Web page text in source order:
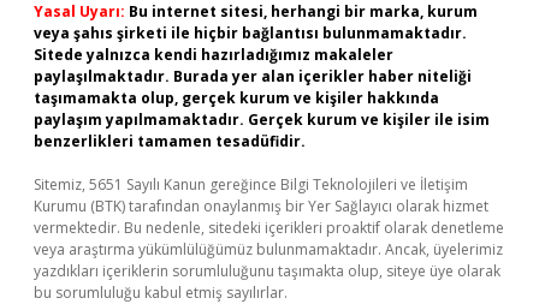
Yasal Uyarı: Bu internet sitesi, herhangi bir marka, kurum
veya şahıs şirketi ile hiçbir bağlantısı bulunmamaktadır.
Sitede yalnızca kendi hazırladığımız makaleler
paylaşılmaktadır. Burada yer alan içerikler haber niteliği
taşımamakta olup, gerçek kurum ve kişiler hakkında
paylaşım yapılmamaktadır. Gerçek kurum ve kişiler ile isim
benzerlikleri tamamen tesadüfidir.
Sitemiz, 5651 Sayılı Kanun gereğince Bilgi Teknolojileri ve İletişim
Kurumu (BTK) tarafından onaylanmış bir Yer Sağlayıcı olarak hizmet
vermektedir. Bu nedenle, sitedeki içerikleri proaktif olarak denetleme
veya araştırma yükümlülüğümüz bulunmamaktadır. Ancak, üyelerimiz
yazdıkları içeriklerin sorumluluğunu taşımakta olup, siteye üye olarak
bu sorumluluğu kabul etmiş sayılırlar.